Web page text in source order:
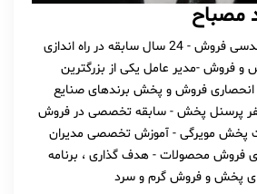
مصباح
کارشناسی تخصصی مهندسی فروش - 24 سال سابقه در راه اندازی
فروش -مدیر عامل یکی از بزرگترین
انحصاری فروش و پخش برندهای صنایع
با بیش از 200 نفر پرسنل پخش - سابقه تخصصی در فروش
پخش مویرگی - آموزش تخصصی مدیران
فروش محصولات - هدف گذاری ، برنامه
پخش و فروش گرم و سرد